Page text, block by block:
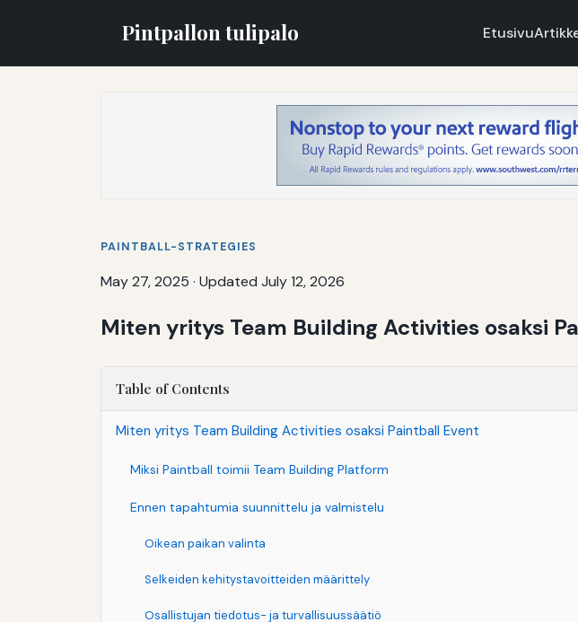
Pintpallon tulipalo Etusivu
PAINTBALL-STRATEGIES
May 27, 2025 · Updated July 12, 2026
Miten yritys Team Building Activities osaksi
Table of Contents
Miten yritys Team Building Activities osaksi Paintball Event
Miksi Paintball toimii Team Building Platform
Ennen tapahtumia suunnittelu ja valmistelu
Oikean paikan valinta
Selkeiden kehitystavoitteiden määrittely
Osallistujan tiedotus- ja turvallisuussäätiö